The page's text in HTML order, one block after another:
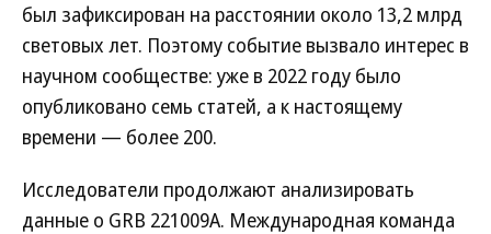
был зафиксирован на расстоянии около 13,2 млрд
световых лет. Поэтому событие вызвало интерес в
научном сообществе: уже в 2022 году было
опубликовано семь статей, а к настоящему
времени — более 200.
Исследователи продолжают анализировать
данные о GRB 221009A. Международная команда